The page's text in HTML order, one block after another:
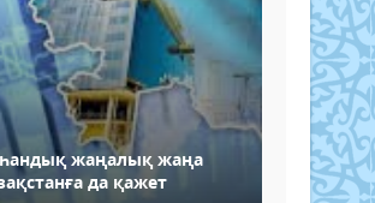
жаңалық жаңа
да қажет